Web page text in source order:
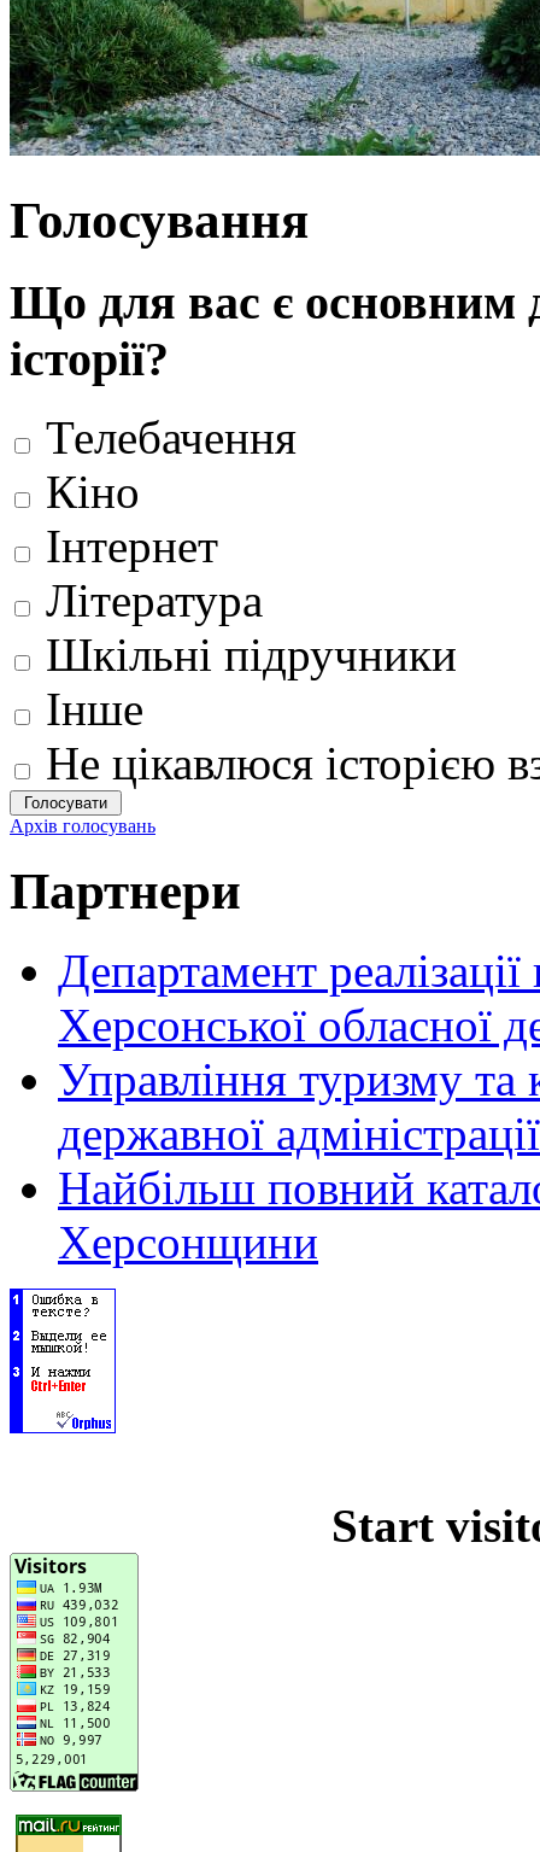
Голосування
Що для вас є основним
історії?
Телебачення
Кіно
Інтернет
Література
Шкільні підручники
Інше
Не цікавлюся історією
Архів голосувань
Партнери
Департамент
Херсонської обласної
Управління туризму та
державної адміністрації
Найбільш повний
Херсонщини
Start